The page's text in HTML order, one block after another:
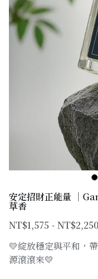
安定招財正能量
愛情幸福能量-阿
安定招財正能量 ｜
草香
NT$1,575 - NT$2,250
💛綻放穩定與平和，
源滾滾來💛